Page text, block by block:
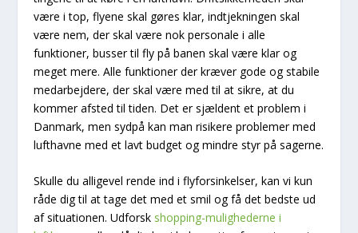
være i top, flyene skal gøres klar, indtjekningen skal
være nem, der skal være nok personale i alle
funktioner, busser til fly på banen skal være klar og
meget mere. Alle funktioner der kræver gode og stabile
medarbejdere, der skal være med til at sikre, at du
kommer afsted til tiden. Det er sjældent et problem i
Danmark, men sydpå kan man risikere problemer med
lufthavne med et lavt budget og mindre styr på sagerne.
Skulle du alligevel rende ind i flyforsinkelser, kan vi kun
råde dig til at tage det med et smil og få det bedste ud
af situationen. Udforsk shopping-mulighederne i